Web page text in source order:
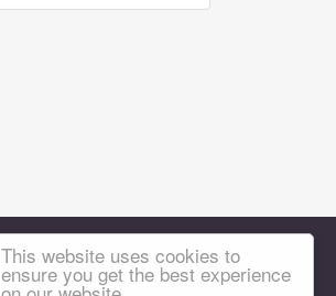
This website uses cookies to
ensure you get the best experience